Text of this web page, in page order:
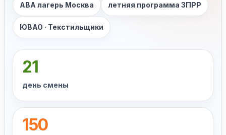
ABA лагерь Москва летняя программа ЗПРР
ЮВАО · Текстильщики
21
день смены
150